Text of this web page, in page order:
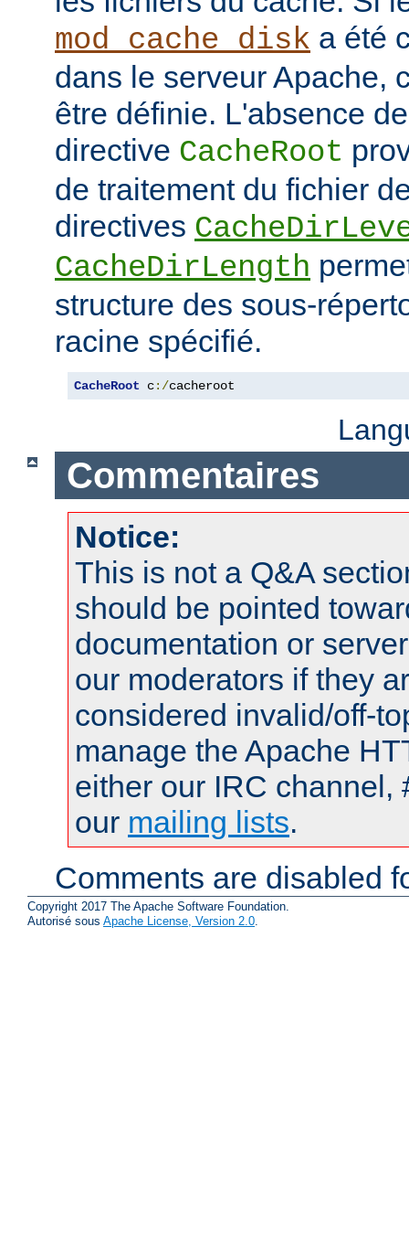
mod_cache_disk a été
dans le serveur Apache,
être définie. L'absence
directive CacheRoot
de traitement du fichier
directives
CacheDirLength
structure des sous-
racine spécifié.
CacheRoot c:/cacheroot
Commentaires
Notice:
This is not a Q&A
should be pointed
documentation or
our moderators if they
considered invalid/off-
manage the Apache
either our IRC channel,
our mailing lists.
Comments are disabled
Copyright 2017 The Apache Software Foundation.
Autorisé sous Apache License, Version 2.0